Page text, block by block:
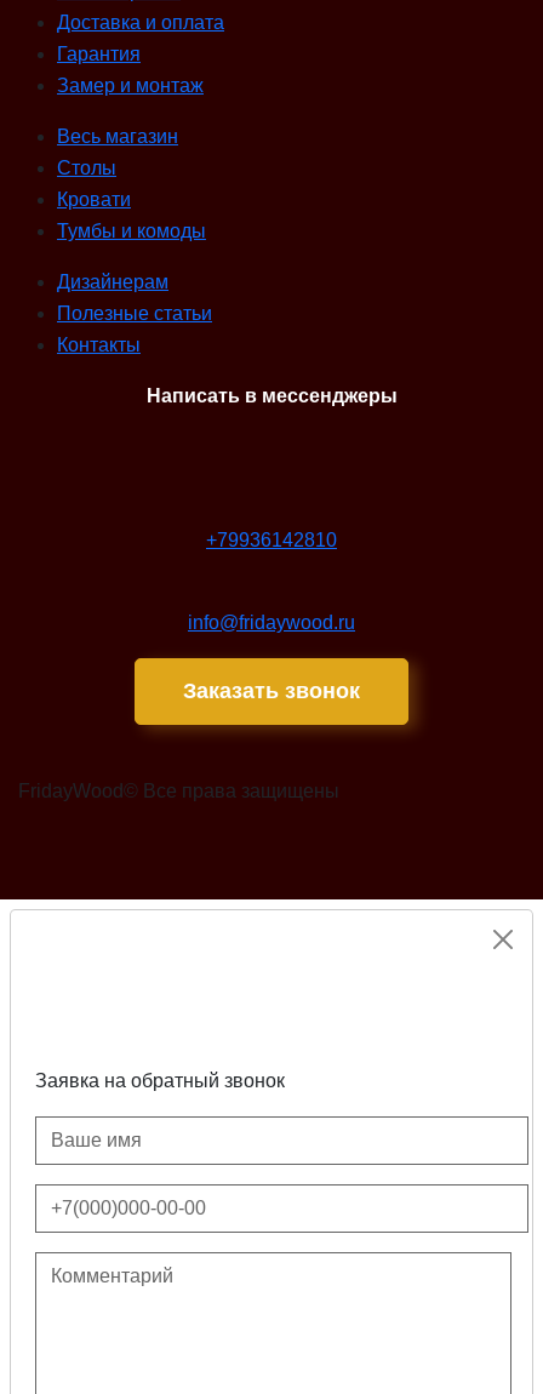
Доставка и оплата
Гарантия
Замер и монтаж
Весь магазин
Столы
Кровати
Тумбы и комоды
Дизайнерам
Полезные статьи
Контакты
Написать в мессенджеры
+79936142810
info@fridaywood.ru
Заказать звонок
FridayWood© Все права защищены
Заявка на обратный звонок